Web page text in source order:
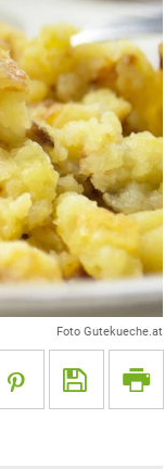
Foto Gutekueche.at